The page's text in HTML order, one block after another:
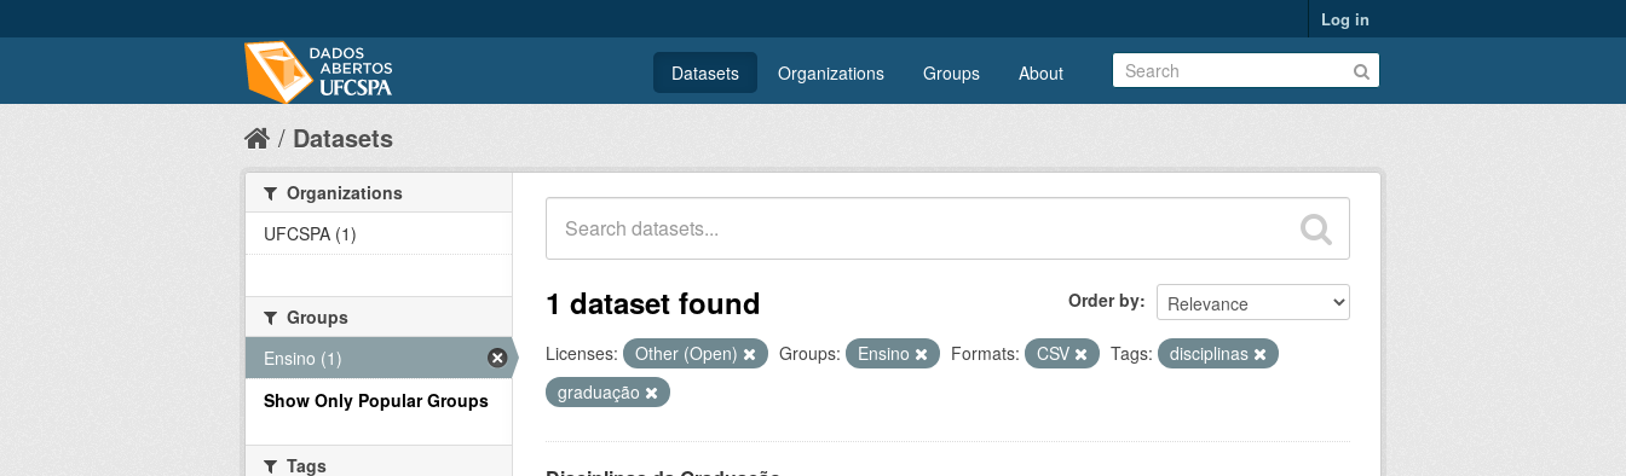
Log in
Datasets Organizations Groups About
Datasets
Order by
1 dataset found
Licenses: Other (Open) Groups: Ensino Formats: CSV Tags:
disciplinas
graduação
Organizations
UFCSPA (1)
Groups
Ensino (1)
Show Only Popular Groups
Tags